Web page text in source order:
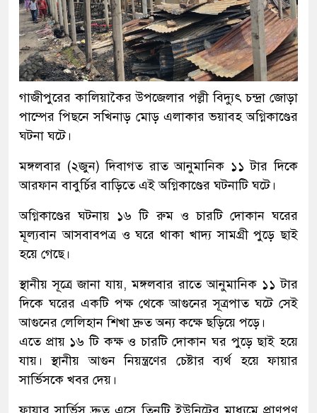
গাজীপুরের কালিয়াকৈর উপজেলার পল্লী বিদ্যুৎ চন্দ্রা জোড়া
পাম্পের পিছনে সখিনাড় মোড় এলাকার ভয়াবহ অগ্নিকাণ্ডের
ঘটনা ঘটে।
মঙ্গলবার (২জুন) দিবাগত রাত আনুমানিক ১১ টার দিকে
আরফান বাবুর্চির বাড়িতে এই অগ্নিকাণ্ডের ঘটনাটি ঘটে।
অগ্নিকাণ্ডের ঘটনায় ১৬ টি রুম ও চারটি দোকান ঘরের
মূল্যবান আসবাবপত্র ও ঘরে থাকা খাদ্য সামগ্রী পুড়ে ছাই
হয়ে গেছে।
স্থানীয় সূত্রে জানা যায়, মঙ্গলবার রাতে আনুমানিক ১১ টার
দিকে ঘরের একটি পক্ষ থেকে আগুনের সূত্রপাত ঘটে সেই
আগুনের লেলিহান শিখা দ্রুত অন্য কক্ষে ছড়িয়ে পড়ে।
এতে প্রায় ১৬ টি কক্ষ ও চারটি দোকান ঘর পুড়ে ছাই হয়ে
যায়। স্থানীয় আগুন নিয়ন্ত্রণের চেষ্টার ব্যর্থ হয়ে ফায়ার
সার্ভিসকে খবর দেয়।